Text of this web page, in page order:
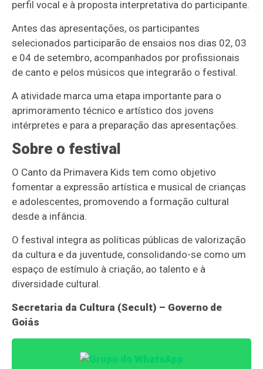
perfil vocal e à proposta interpretativa do participante.
Antes das apresentações, os participantes
selecionados participarão de ensaios nos dias 02, 03
e 04 de setembro, acompanhados por profissionais
de canto e pelos músicos que integrarão o festival.
A atividade marca uma etapa importante para o
aprimoramento técnico e artístico dos jovens
intérpretes e para a preparação das apresentações.
Sobre o festival
O Canto da Primavera Kids tem como objetivo
fomentar a expressão artística e musical de crianças
e adolescentes, promovendo a formação cultural
desde a infância.
O festival integra as políticas públicas de valorização
da cultura e da juventude, consolidando-se como um
espaço de estímulo à criação, ao talento e à
diversidade cultural.
Secretaria da Cultura (Secult) – Governo de
Goiás